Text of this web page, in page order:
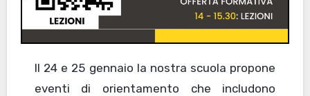
Il 24 e 25 gennaio la nostra scuola propone
eventi di orientamento che includono